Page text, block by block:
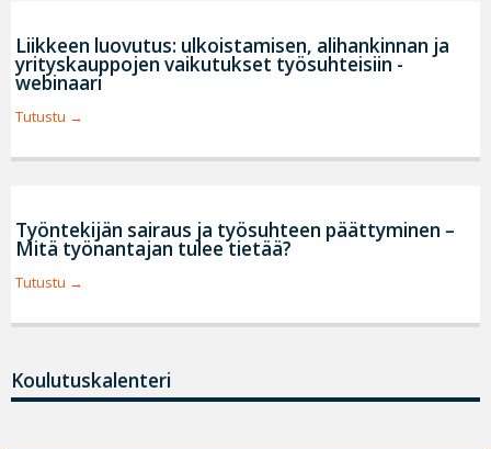
Liikkeen luovutus: ulkoistamisen, alihankinnan ja
yrityskauppojen vaikutukset työsuhteisiin -
webinaari
Tutustu
Työntekijän sairaus ja työsuhteen päättyminen –
Mitä työnantajan tulee tietää?
Tutustu
Koulutuskalenteri